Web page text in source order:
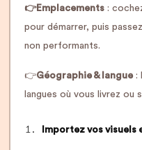
👉Emplacements :
pour démarrer, puis
non performants.
👉Géographie & langue:
langues où vous livrez ou
Importez vos visuels